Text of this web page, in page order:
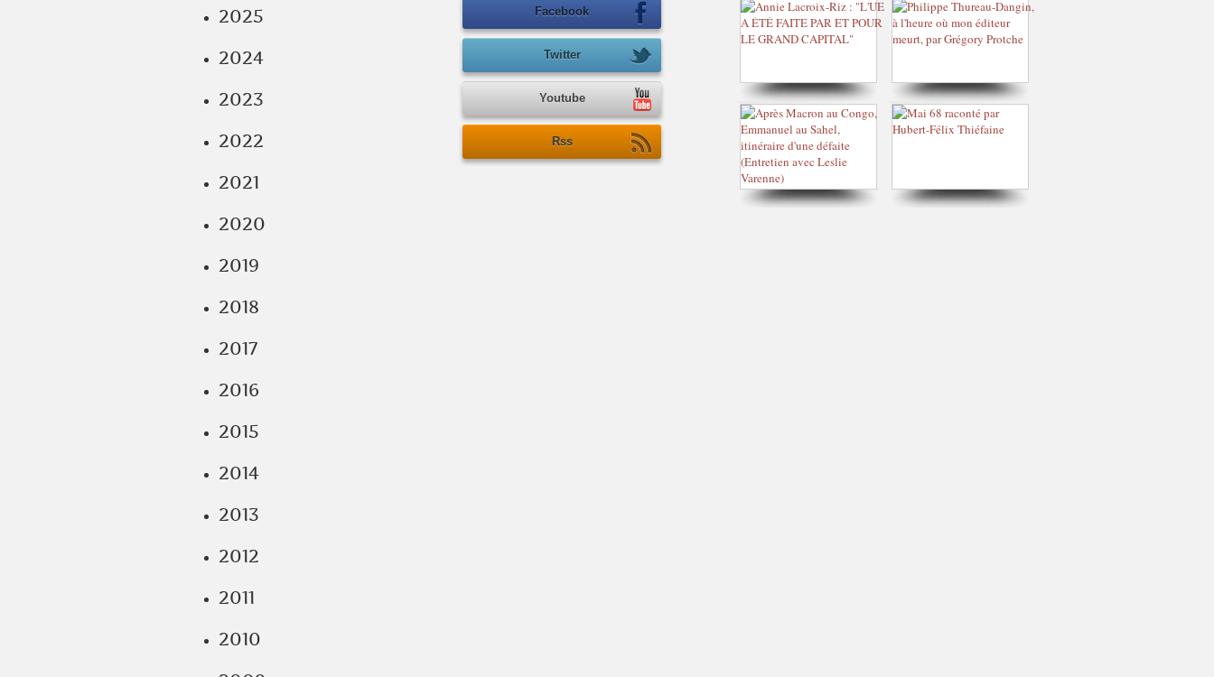
2025
2024
2023
2022
2021
2020
2019
2018
2017
2016
2015
2014
2013
2012
2011
2010
Facebook
Twitter
Youtube
Rss